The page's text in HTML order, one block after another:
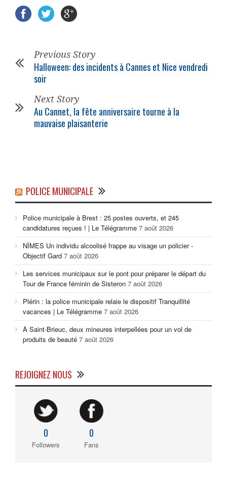
Previous Story
Halloween: des incidents à Cannes et Nice vendredi
soir
Next Story
Au Cannet, la fête anniversaire tourne à la
mauvaise plaisanterie
POLICE MUNICIPALE
Police municipale à Brest : 25 postes ouverts, et 245
candidatures reçues ! | Le Télégramme 7 août 2026
NÎMES Un individu alcoolisé frappe au visage un policier -
Objectif Gard 7 août 2026
Les services municipaux sur le pont pour préparer le départ du
Tour de France féminin de Sisteron 7 août 2026
Plérin : la police municipale relaie le dispositif Tranquillité
vacances | Le Télégramme 7 août 2026
À Saint-Brieuc, deux mineures interpellées pour un vol de
produits de beauté 7 août 2026
REJOIGNEZ NOUS
0
Followers
0
Fans